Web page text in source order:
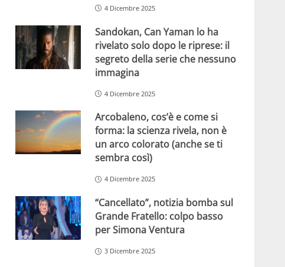
4 Dicembre 2025
Sandokan, Can Yaman lo ha
rivelato solo dopo le riprese: il
segreto della serie che nessuno
immagina
4 Dicembre 2025
Arcobaleno, cos’è e come si
forma: la scienza rivela, non è
un arco colorato (anche se ti
sembra così)
4 Dicembre 2025
“Cancellato”, notizia bomba sul
Grande Fratello: colpo basso
per Simona Ventura
3 Dicembre 2025